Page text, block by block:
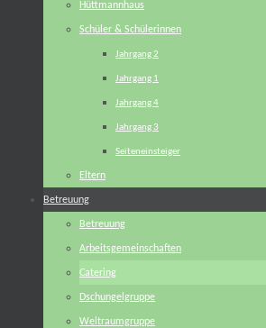
Hüttmannhaus
Schüler & Schülerinnen
Jahrgang 2
Jahrgang 1
Jahrgang 4
Jahrgang 3
Seiteneinsteiger
Eltern
Betreuung
Betreuung
Arbeitsgemeinschaften
Catering
Dschungelgruppe
Weltraumgruppe